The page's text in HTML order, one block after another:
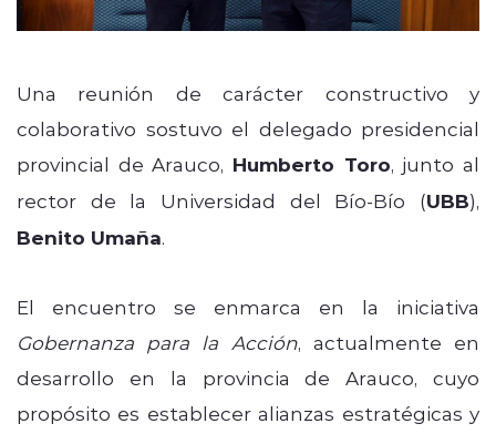
Una reunión de carácter constructivo y
colaborativo sostuvo el delegado presidencial
provincial de Arauco, Humberto Toro, junto al
rector de la Universidad del Bío-Bío (UBB),
Benito Umaña.
El encuentro se enmarca en la iniciativa
Gobernanza para la Acción, actualmente en
desarrollo en la provincia de Arauco, cuyo
propósito es establecer alianzas estratégicas y